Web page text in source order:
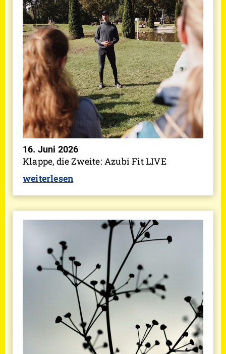
16. Juni 2026
Klappe, die Zweite: Azubi Fit LIVE
weiterlesen